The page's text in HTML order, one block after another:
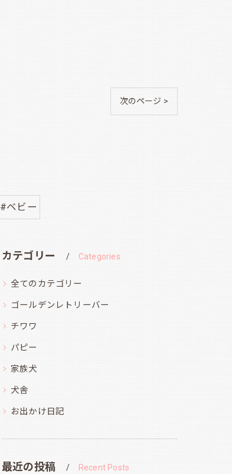
次のページ >
#ベビー
カテゴリー Categories
全てのカテゴリー
ゴールデンレトリーバー
チワワ
パピー
家族犬
犬舎
お出かけ日記
最近の投稿 Recent Posts